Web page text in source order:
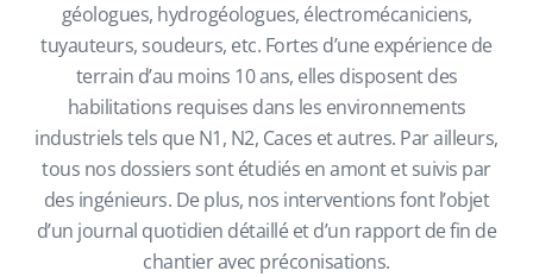
géologues, hydrogéologues, électromécaniciens,
tuyauteurs, soudeurs, etc. Fortes d’une expérience de
terrain d’au moins 10 ans, elles disposent des
habilitations requises dans les environnements
industriels tels que N1, N2, Caces et autres. Par ailleurs,
tous nos dossiers sont étudiés en amont et suivis par
des ingénieurs. De plus, nos interventions font l’objet
d’un journal quotidien détaillé et d’un rapport de fin de
chantier avec préconisations.